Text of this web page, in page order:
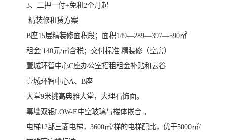
3、二押一付+免租2个月起
️ 精装修租赁方案
B座15层精装修面积段；面积149—289—397—590㎡
租金:140元/㎡含税；交付标准:精装修（空房）
壹城环智中心C座办公室招租租金补贴和云谷
壹城环智中心A、B座
大堂9米挑高典雅大堂，大理石饰面。
幕墙双银LOW-E中空玻璃与楼体嵌合 。
电梯12部三菱电梯，3600㎡/梯的电梯配比，优于5000㎡/